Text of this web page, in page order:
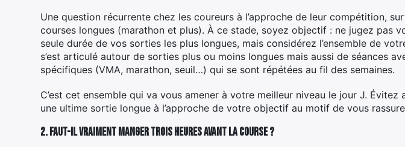
Une question récurrente chez les coureurs à l’approche de leur compétition,
courses longues (marathon et plus). À ce stade, soyez objectif : ne jugez pas
seule durée de vos sorties les plus longues, mais considérez l’ensemble de
s’est articulé autour de sorties plus ou moins longues mais aussi de séances
spécifiques (VMA, marathon, seuil…) qui se sont répétées au fil des semaines.
C’est cet ensemble qui va vous amener à votre meilleur niveau le jour J. Évitez
une ultime sortie longue à l’approche de votre objectif au motif de vous
2. Faut-il vraiment manger trois heures avant la course ?